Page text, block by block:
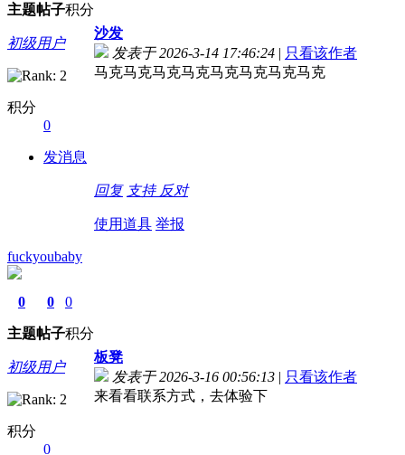
主题帖子积分
初级用户
积分
0
发消息
沙发
发表于 2026-3-14 17:46:24 | 只看该作者
马克马克马克马克马克马克马克马克
回复 支持 反对
使用道具 举报
fuckyoubaby
0
主题
0
帖子
0
积分
初级用户
积分
0
板凳
发表于 2026-3-16 00:56:13 | 只看该作者
来看看联系方式，去体验下